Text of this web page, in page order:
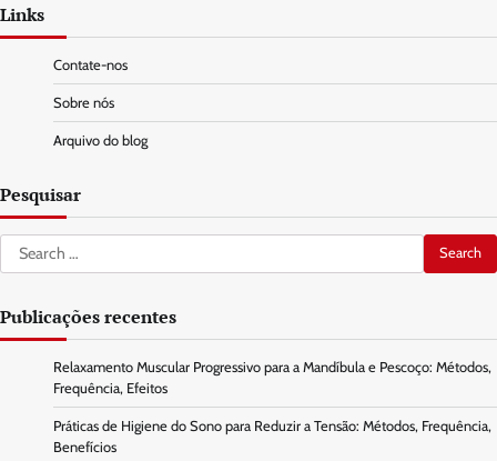
Links
Contate-nos
Sobre nós
Arquivo do blog
Pesquisar
Search
for:
Publicações recentes
Relaxamento Muscular Progressivo para a Mandíbula e Pescoço: Métodos,
Frequência, Efeitos
Práticas de Higiene do Sono para Reduzir a Tensão: Métodos, Frequência,
Benefícios